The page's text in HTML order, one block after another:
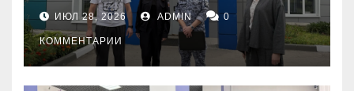
ИЮЛ 28, 2026 ADMIN 0
КОММЕНТАРИИ